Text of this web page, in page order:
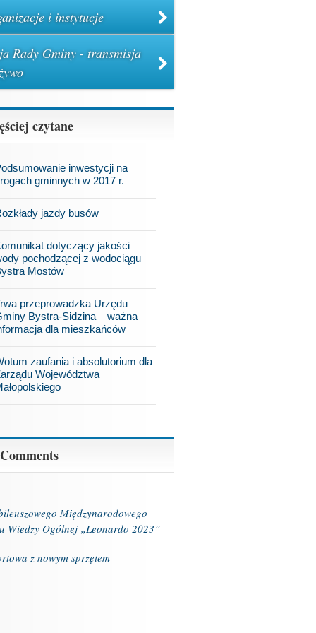
i instytucje
Rady Gminy - transmisja
czytane
inwestycji na
gminnych w 2017 r.
jazdy busów
dotyczący jakości
pochodzącej z wodociągu
Mostów
przeprowadzka Urzędu
Bystra-Sidzina – ważna
dla mieszkańców
zaufania i absolutorium dla
Województwa
Międzynarodowego
Wiedzy Ogólnej „Leonardo 2023”
z nowym sprzętem